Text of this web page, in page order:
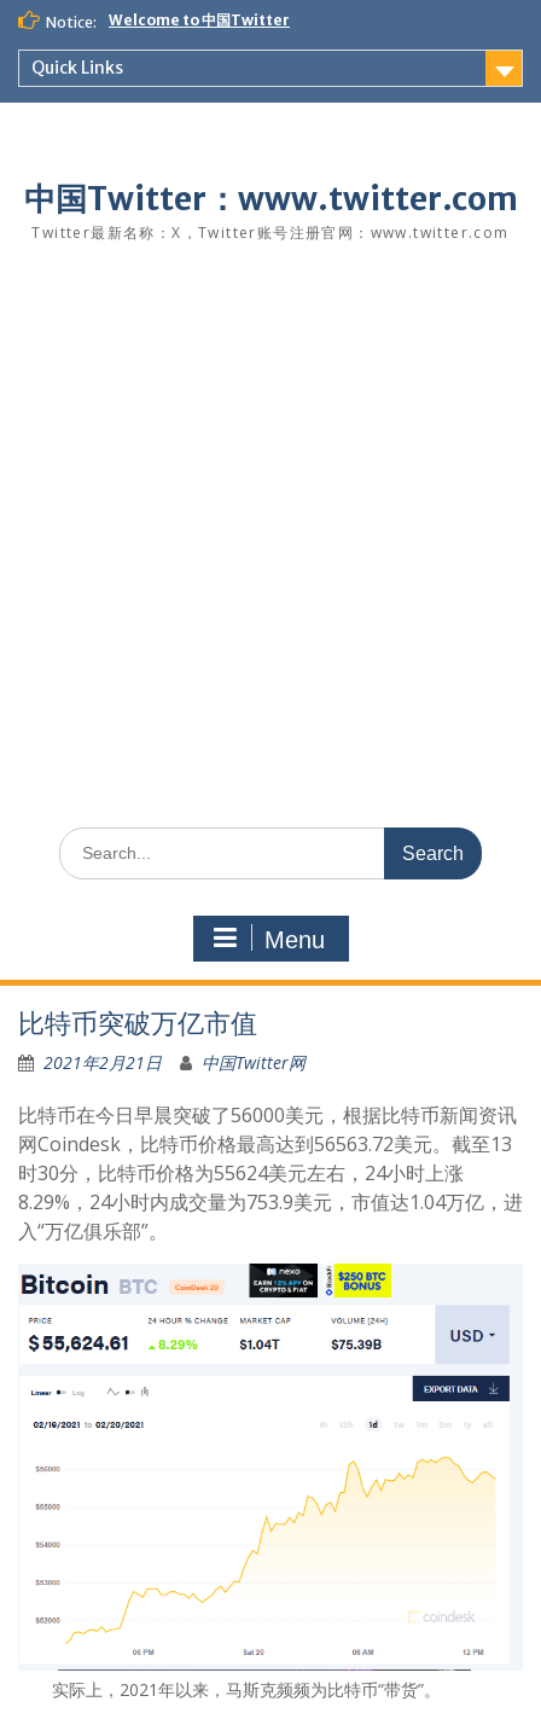
Skip
content
Notice: Welcome to 中国Twitter
Quick Links
中国Twitter：www.twitter.com
Twitter最新名称：X，Twitter账号注册官网：www.twitter.com
Search
for:
Menu
比特币突破万亿市值
2021年2月21日 中国Twitter网
比特币在今日早晨突破了56000美元，根据比特币新闻资讯
网Coindesk，比特币价格最高达到56563.72美元。截至13
时30分，比特币价格为55624美元左右，24小时上涨
8.29%，24小时内成交量为753.9美元，市值达1.04万亿，进
入“万亿俱乐部”。
实际上，2021年以来，马斯克频频为比特币“带货”。